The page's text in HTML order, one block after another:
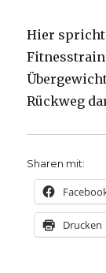
Hier spricht
Rückweg
Sharen mit:
Drucken